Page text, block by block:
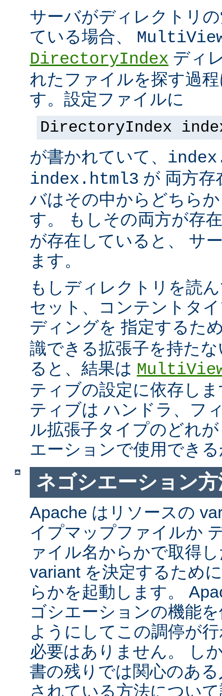
サーバがディレクトリ
ている場合、
DirectoryIndex ディ
れたファイルを探す過
す。設定ファイルに
DirectoryIndex
が書かれていて、
index.html3 が 両方存
バはその中からどちら
す。 もしその両方が存
が存在していると、 サ
ます。
もしディレクトリを読
セット、コンテントタ
ディングを 指定するた
識できる拡張子を持た
ると、結果は
ティブの設定に依存し
ティブは ハンドラ、フ
ル拡張子タイプのどれ
エーションで使用でき
ネゴシエーション方
Apache はリソースの
イプマップファイルか
ァイル名からかで取得
variant を決定するため
らかを起動します。
ゴシエーションの機能
ようにしてこの調停が
必要はありません。 し
書の残りでは関心のあ
されている方法につい